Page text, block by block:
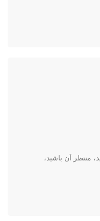
منتظر آن باشید،